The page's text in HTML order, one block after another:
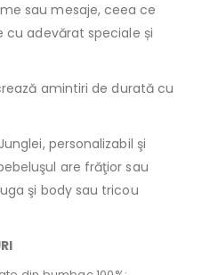
sau mesaje, ceea ce
adevărat speciale și
amintiri de durată cu
personalizabil şi
are frăţior sau
şi body sau tricou